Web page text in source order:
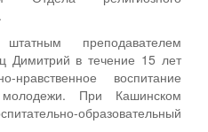
преподавателем
Димитрий в течение 15 лет
воспитание
При Кашинском
образовательный